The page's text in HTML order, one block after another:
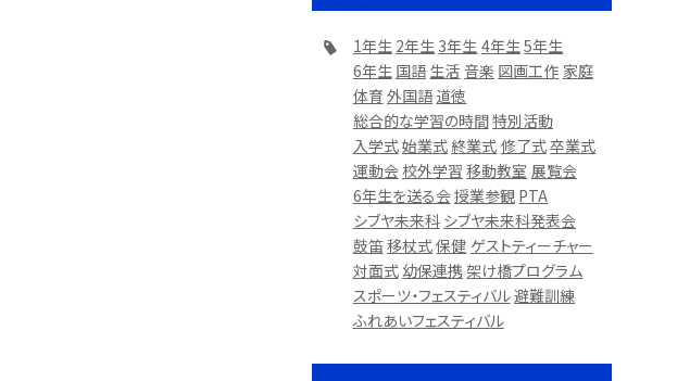
1年生 2年生 3年生 4年生5年生
6年生 国語生活 音楽 図画工作 家庭
体育 外国語道徳
総合的な学習の時間特別活動
入学式始業式終業式 修了式卒業式
運動会 校外学習 移動教室 展覧会
6年生を送る会授業参観 PTA
シブヤ未来科 シブヤ未来科発表会
鼓笛移杖式保健 ゲストティーチャー
対面式 幼保連携 架け橋プログラム
スポーツ・フェスティバル避難訓練
ふれあいフェスティバル